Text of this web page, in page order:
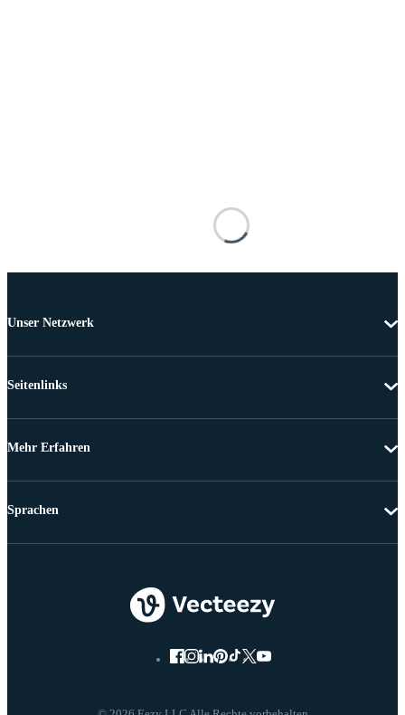
Unser Netzwerk
Seitenlinks
Mehr Erfahren
Sprachen